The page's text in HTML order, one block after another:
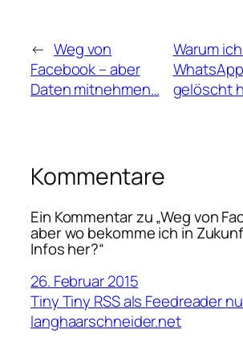
← Weg von
Facebook – aber
Daten mitnehmen…
Warum
gelöscht
Kommentare
Ein Kommentar zu „Weg von
aber wo bekomme ich in
Infos her?“
26. Februar 2015
Tiny Tiny RSS als Feedreader
langhaarschneider.net